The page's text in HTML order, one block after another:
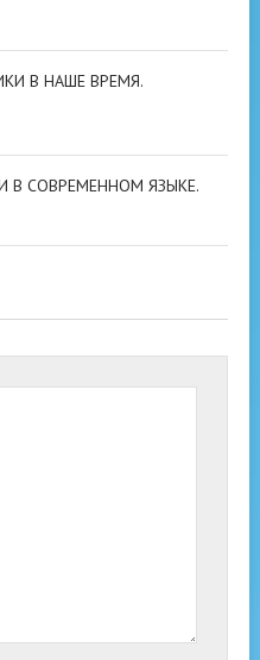
В НАШЕ ВРЕМЯ.
В СОВРЕМЕННОМ ЯЗЫКЕ.